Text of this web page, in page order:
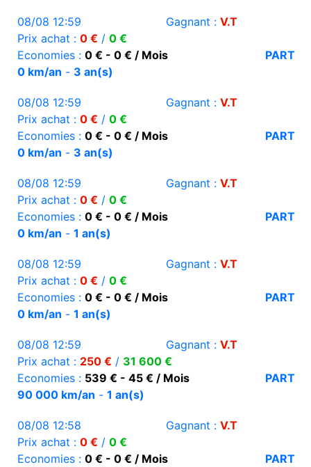
08/08 12:59 Gagnant : V.T
Prix achat : 0 € / 0 €
Economies : 0 € - 0 € / Mois
PART
0 km/an - 3 an(s)
08/08 12:59 Gagnant : V.T
Prix achat : 0 € / 0 €
Economies : 0 € - 0 € / Mois
PART
0 km/an - 3 an(s)
08/08 12:59 Gagnant : V.T
Prix achat : 0 € / 0 €
Economies : 0 € - 0 € / Mois
PART
0 km/an - 1 an(s)
08/08 12:59 Gagnant : V.T
Prix achat : 0 € / 0 €
Economies : 0 € - 0 € / Mois
PART
0 km/an - 1 an(s)
08/08 12:59 Gagnant : V.T
Prix achat : 250 € / 31 600 €
Economies : 539 € - 45 € / Mois
PART
90 000 km/an - 1 an(s)
08/08 12:58 Gagnant : V.T
Prix achat : 0 € / 0 €
Economies : 0 € - 0 € / Mois
PART